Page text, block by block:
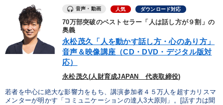
音声・動画 人気 ダウンロード対応
70万部突破のベストセラー「人は話し方が９割」の
奥義
永松茂久「人を動かす話し方・心のあり方」
音声＆映像講座（CD・DVD・デジタル版対
応）
永松茂久(人財育成JAPAN 代表取締役)
若者を中心に絶大な影響力をもち、講演参加者４５万人を超すカリスマ
メンターが明かす「コミュニケーションの達人3大原則」。[話す力は聞